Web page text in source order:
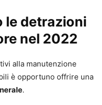
le detrazioni
nel 2022
alla manutenzione
è opportuno offrire una
.